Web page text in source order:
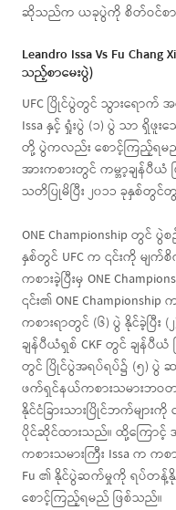
ဆိုသည်က ယခုပွဲကို စိတ်ဝင်စာ
Leandro Issa Vs Fu
သည့်စာမေးပွဲ)
UFC ပြိုင်ပွဲတွင် သွားရောက်
Issa နှင့် ရှုံးပွဲ (၁) ပွဲ သာ ရှိဖူ
တို့ ပွဲကလည်း စောင့်ကြည့်ရမ
အားကစားတွင် ကမ္ဘာ့ချန်ပီယံ
သတိပြုမိပြီး ၂၀၁၁ ခုနှစ်တွင်
ONE Championship တွင်
နှစ်တွင် UFC က ၎င်းကို မျက်စိက
ကစားခဲ့ပြီးမှ ONE
၎င်း၏ ONE
ကစားရာတွင် (၆) ပွဲ နိုင်ခဲ့ပြီ
ချန်ပီယံရှစ် CKF တွင် ချန်ပီ
တွင် ပြိုင်ပွဲအရပ်ရပ်၌ (၅) ပွဲ
ဖက်ရှင်နယ်ကစားသမားဘဝ
နိုင်ငံခြားသားပြိုင်ဘက်များ
ပိုင်ဆိုင်ထားသည်။ ထို့ကြော
ကစားသမားကြီး Issa က က
Fu ၏ နိုင်ပွဲဆက်မှုကို ရပ်တန့်
စောင့်ကြည့်ရမည် ဖြစ်သည်။